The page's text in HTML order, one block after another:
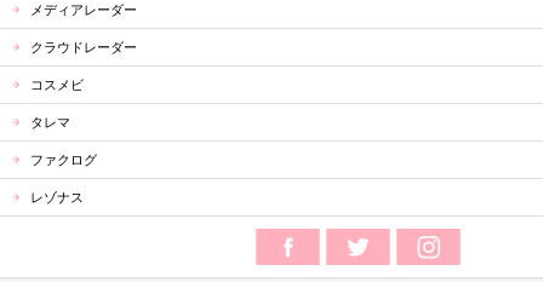
メディアレーダー
クラウドレーダー
コスメビ
タレマ
ファクログ
レゾナス